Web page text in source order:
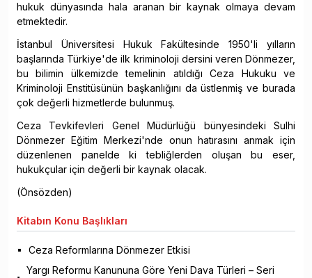
hukuk dünyasında hala aranan bir kaynak olmaya devam
etmektedir.
İstanbul Üniversitesi Hukuk Fakültesinde 1950'li yılların
başlarında Türkiye'de ilk kriminoloji dersini veren Dönmezer,
bu bilimin ülkemizde temelinin atıldığı Ceza Hukuku ve
Kriminoloji Enstitüsünün başkanlığını da üstlenmiş ve burada
çok değerli hizmetlerde bulunmuş.
Ceza Tevkifevleri Genel Müdürlüğü bünyesindeki Sulhi
Dönmezer Eğitim Merkezi'nde onun hatırasını anmak için
düzenlenen panelde ki tebliğlerden oluşan bu eser,
hukukçular için değerli bir kaynak olacak.
(Önsözden)
Kitabın Konu Başlıkları
Ceza Reformlarına Dönmezer Etkisi
Yargı Reformu Kanununa Göre Yeni Dava Türleri – Seri